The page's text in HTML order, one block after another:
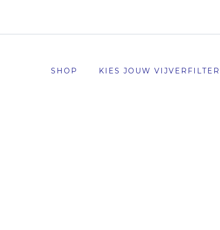
SHOP KIES JOUW VIJVERFILTER